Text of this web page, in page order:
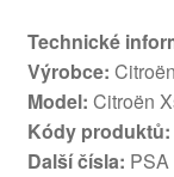
Technické
Výrobce:
Model: Citroën
Kódy produktů:
Další čísla: